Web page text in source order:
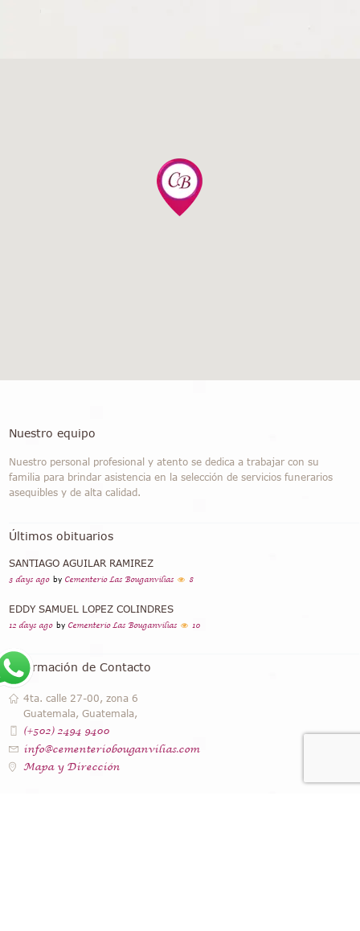
Nuestro equipo
Nuestro personal profesional y atento se dedica a trabajar con su
familia para brindar asistencia en la selección de servicios funerarios
asequibles y de alta calidad.
Últimos obituarios
SANTIAGO AGUILAR RAMIREZ
3 days ago by Cementerio Las Bouganvilias 8
EDDY SAMUEL LOPEZ COLINDRES
12 days ago by Cementerio Las Bouganvilias 10
Información de Contacto
4ta. calle 27-00, zona 6
Guatemala, Guatemala,
(+502) 2494 9400
info@cementeriobouganvilias.com
Mapa y Dirección